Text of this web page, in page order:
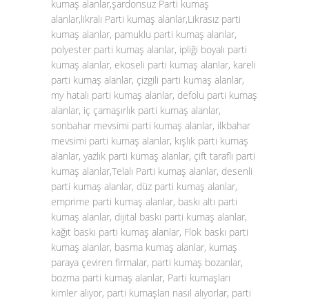
kumaş alanlar,şardonsuz Parti kumaş
alanlar,likralı Parti kumaş alanlar,Likrasız parti
kumaş alanlar, pamuklu parti kumaş alanlar,
polyester parti kumaş alanlar, ipliği boyalı parti
kumaş alanlar, ekoseli parti kumaş alanlar, kareli
parti kumaş alanlar, çizgili parti kumaş alanlar,
my hatalı parti kumaş alanlar, defolu parti kumaş
alanlar, iç çamaşırlık parti kumaş alanlar,
sonbahar mevsimi parti kumaş alanlar, ilkbahar
mevsimi parti kumaş alanlar, kışlık parti kumaş
alanlar, yazlık parti kumaş alanlar, çift taraflı parti
kumaş alanlar,Telalı Parti kumaş alanlar, desenli
parti kumaş alanlar, düz parti kumaş alanlar,
emprime parti kumaş alanlar, baskı altı parti
kumaş alanlar, dijital baskı parti kumaş alanlar,
kağıt baskı parti kumaş alanlar, Flok baskı parti
kumaş alanlar, basma kumaş alanlar, kumaş
paraya çeviren firmalar, parti kumaş bozanlar,
bozma parti kumaş alanlar, Parti kumaşları
kimler alıyor, parti kumaşları nasıl alıyorlar, parti